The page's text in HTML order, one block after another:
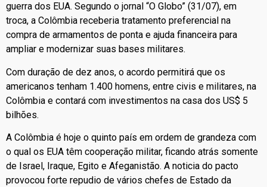
guerra dos EUA. Segundo o jornal “O Globo” (31/07), em
troca, a Colômbia receberia tratamento preferencial na
compra de armamentos de ponta e ajuda financeira para
ampliar e modernizar suas bases militares.
Com duração de dez anos, o acordo permitirá que os
americanos tenham 1.400 homens, entre civis e militares, na
Colômbia e contará com investimentos na casa dos US$ 5
bilhões.
A Colômbia é hoje o quinto país em ordem de grandeza com
o qual os EUA têm cooperação militar, ficando atrás somente
de Israel, Iraque, Egito e Afeganistão. A noticia do pacto
provocou forte repudio de vários chefes de Estado da